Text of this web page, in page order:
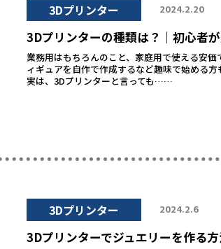
3Dプリンター 2024.2.20
3Dプリンターの種類は？｜初心者
業務用はもちろんのこと、家庭用で使える安
ィギュアを自作で作成するなど趣味で始める
実は、3Dプリンターと言っても……
3Dプリンター 2024.2.6
3Dプリンターでジュエリーを作る